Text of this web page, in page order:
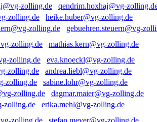
qendrim.hoxhaj@vg-
heike.huber@vg-zolling.de
gebuehren.steuern@vg-
mathias.kern@vg-zolling.de
eva.knoeckl@vg-zolling.de
andrea.liebl@vg-zolling.de
sabine.lohr@vg-zolling.de
dagmar.maier@vg-zolling.de
erika.mehl@vg-zolling.de